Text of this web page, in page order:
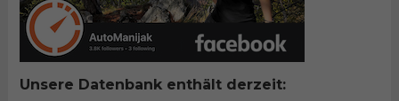
Unsere Datenbank enthält derzeit: